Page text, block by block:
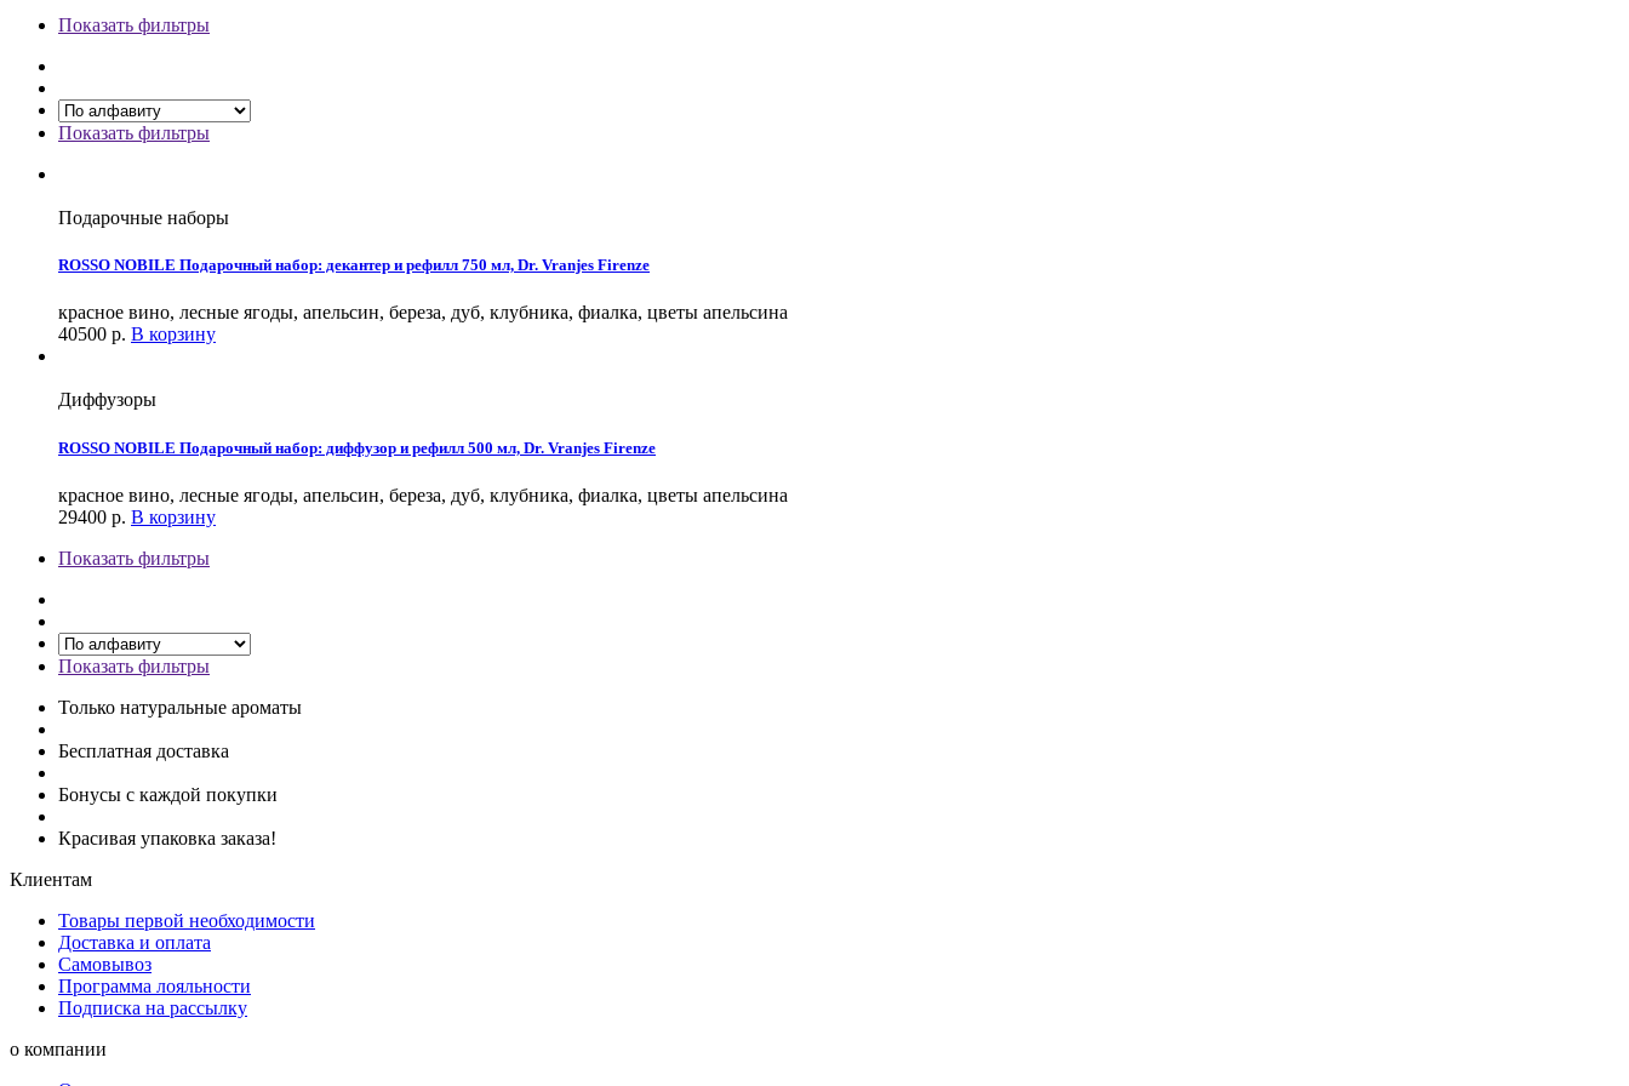
Показать фильтры
Показать фильтры
Подарочные наборы
ROSSO NOBILE Подарочный набор: декантер и рефилл 750 мл, Dr. Vranjes Firenze
красное вино, лесные ягоды, апельсин, береза, дуб, клубника, фиалка, цветы апельсина
40500 р. В корзину
Диффузоры
ROSSO NOBILE Подарочный набор: диффузор и рефилл 500 мл, Dr. Vranjes Firenze
красное вино, лесные ягоды, апельсин, береза, дуб, клубника, фиалка, цветы апельсина
29400 р. В корзину
Показать фильтры
Показать фильтры
Только натуральные ароматы
Бесплатная доставка
Бонусы с каждой покупки
Красивая упаковка заказа!
Клиентам
Товары первой необходимости
Доставка и оплата
Самовывоз
Программа лояльности
Подписка на рассылку
о компании